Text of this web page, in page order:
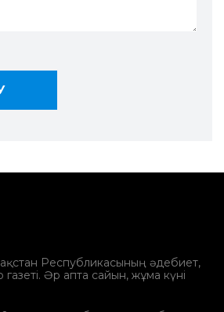
Республикасының әдебиет,
Әр апта сайын, жұма күні